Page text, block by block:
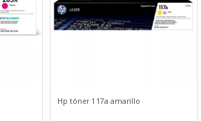
Hp tóner 117a amarillo